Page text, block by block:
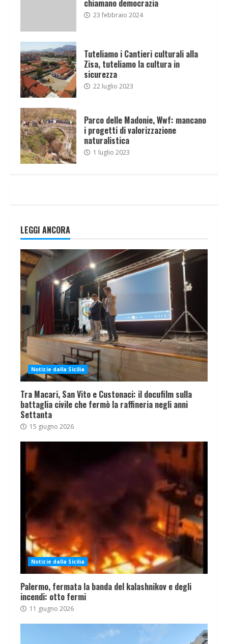
chiamano democrazia
23 febbraio 2024
Tuteliamo i Cantieri culturali alla
Zisa, tuteliamo la cultura in
sicurezza
22 luglio 2023
Parco delle Madonie, Wwf: mancano
i progetti di valorizzazione
naturalistica
1 luglio 2023
LEGGI ANCORA
Notizie dalla Sicilia
Tra Macari, San Vito e Custonaci: il docufilm sulla
battaglia civile che fermò la raffineria negli anni
Settanta
15 giugno 2026
Notizie dalla Sicilia
Palermo, fermata la banda del kalashnikov e degli
incendi: otto fermi
11 giugno 2026